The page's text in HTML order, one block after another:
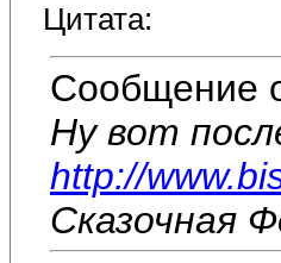
Цитата:
Сообщение
Ну вот
http://
Сказочная